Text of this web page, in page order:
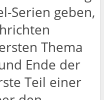
Serien geben,
Thema
Ende der
Teil einer